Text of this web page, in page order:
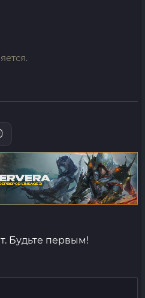
Будьте первым!